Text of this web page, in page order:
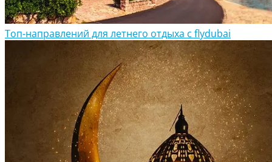
Топ-направлений для летнего отдыха с flydubai